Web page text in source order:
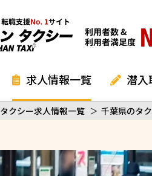
求人情報一覧 潜入
タクシー求人情報一覧 ＞ 千葉県のタ